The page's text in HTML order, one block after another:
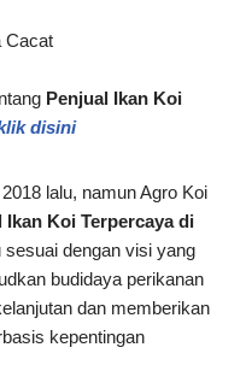
Cacat
Penjual Ikan Koi
disini
lalu, namun Agro Koi
Ikan Koi Terpercaya di
sesuai dengan visi yang
budidaya perikanan
dan memberikan
kepentingan